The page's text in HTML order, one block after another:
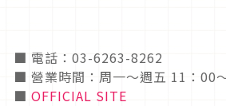
■ 電話：03-6263-8262
■ 營業時間：周一〜週五 11：00
■ OFFICIAL SITE